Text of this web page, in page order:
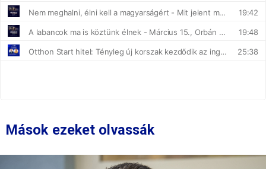
Mások ezeket olvassák